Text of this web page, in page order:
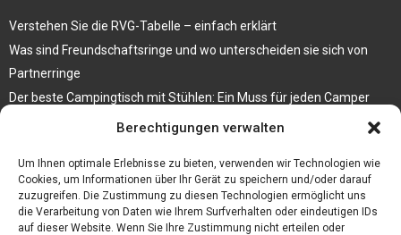
Berechtigungen verwalten
Um Ihnen optimale Erlebnisse zu bieten, verwenden wir Technologien wie
Cookies, um Informationen über Ihr Gerät zu speichern und/oder darauf
zuzugreifen. Die Zustimmung zu diesen Technologien ermöglicht uns
die Verarbeitung von Daten wie Ihrem Surfverhalten oder eindeutigen IDs
auf dieser Website. Wenn Sie Ihre Zustimmung nicht erteilen oder
Verstehen Sie die RVG-Tabelle – einfach erklärt
Was sind Freundschaftsringe und wo unterscheiden sie sich von
Partnerringe
Der beste Campingtisch mit Stühlen: Ein Muss für jeden Camper
Die Küche als Platz der Gemeinschaft
Elektrokamin Bestseller – die besten Stücke für Ihr Zuhause